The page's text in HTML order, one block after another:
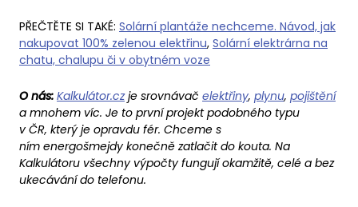
PŘEČTĚTE SI TAKÉ: Solární plantáže nechceme. Návod, jak
nakupovat 100% zelenou elektřinu, Solární elektrárna na
chatu, chalupu či v obytném voze
O nás: Kalkulátor.czje srovnávač elektřiny, plynu, pojištění
a mnohem víc. Je to první projekt podobného typu
v ČR, který je opravdu fér. Chceme s
ním energošmejdy konečně zatlačit do kouta. Na
Kalkulátoru všechny výpočty fungují okamžitě, celé a bez
ukecávání do telefonu.